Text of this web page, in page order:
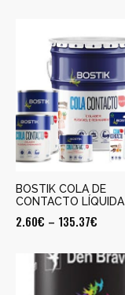
BOSTIK COLA DE
CONTACTO LÍQUIDA
2.60€ – 135.37€